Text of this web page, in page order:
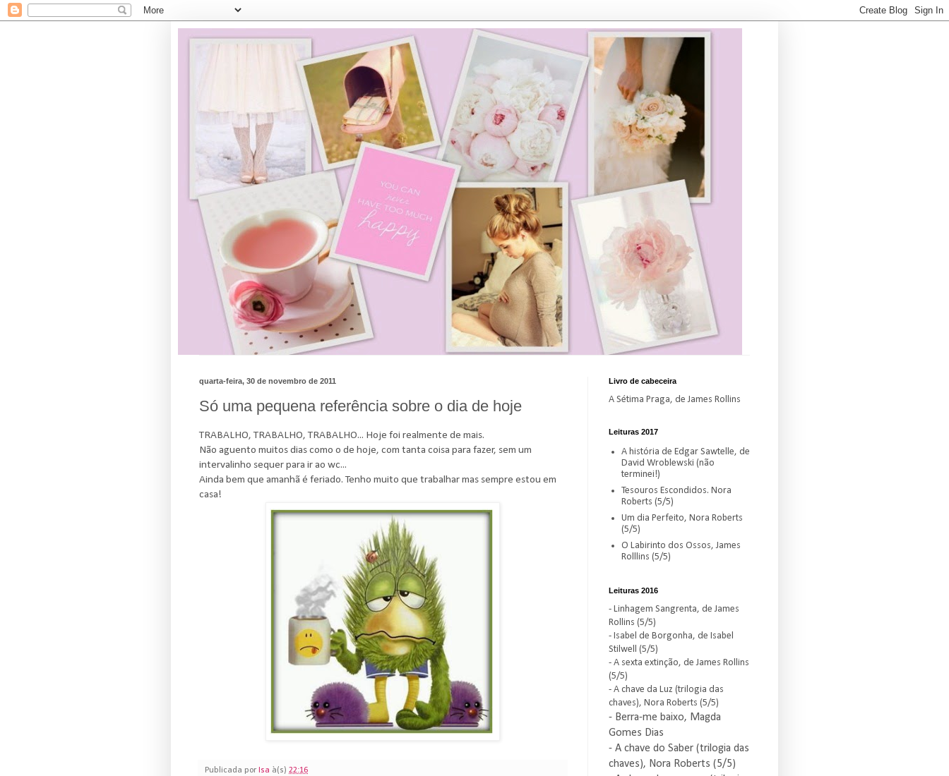
quarta-feira, 30 de novembro de 2011
Só uma pequena referência sobre o dia de hoje
TRABALHO, TRABALHO, TRABALHO... Hoje foi realmente de mais.
Não aguento muitos dias como o de hoje, com tanta coisa para fazer, sem um
intervalinho sequer para ir ao wc...
Ainda bem que amanhã é feriado. Tenho muito que trabalhar mas sempre estou em
casa!
Publicada por Isa à(s) 22:16
Livro de cabeceira
A Sétima Praga, de James Rollins
Leituras 2017
A história de Edgar Sawtelle, de
David Wroblewski (não
terminei!)
Tesouros Escondidos. Nora
Roberts (5/5)
Um dia Perfeito, Nora Roberts
(5/5)
O Labirinto dos Ossos, James
Rolllins (5/5)
Leituras 2016
- Linhagem Sangrenta, de James
Rollins (5/5)
- Isabel de Borgonha, de Isabel
Stilwell (5/5)
- A sexta extinção, de James Rollins
(5/5)
- A chave da Luz (trilogia das
chaves), Nora Roberts (5/5)
- Berra-me baixo, Magda
Gomes Dias
- A chave do Saber (trilogia das
chaves), Nora Roberts (5/5)